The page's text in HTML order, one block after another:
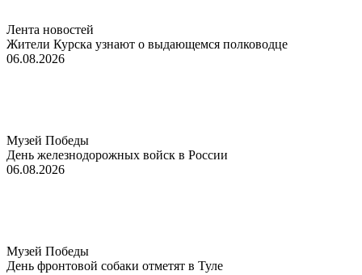
Лента новостей
Жители Курска узнают о выдающемся полководце
06.08.2026
Музей Победы
День железнодорожных войск в России
06.08.2026
Музей Победы
День фронтовой собаки отметят в Туле